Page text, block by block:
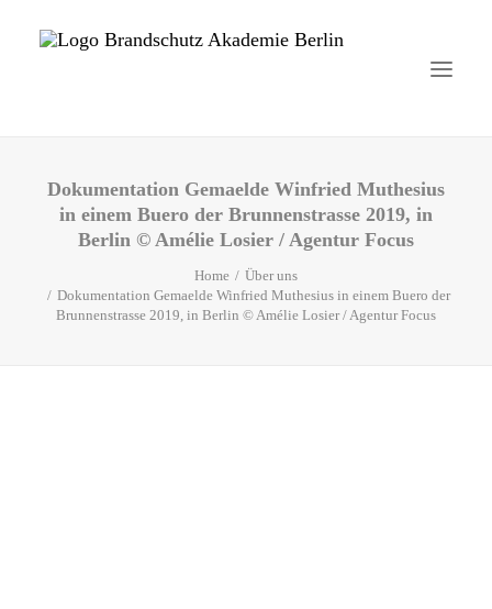
Startseite
Aktuelles
Brandschutzhelfer
Dokumentation Gemaelde Winfried Muthesius
in einem Buero der Brunnenstrasse 2019, in
Berlin © Amélie Losier / Agentur Focus
Home
Über uns
Dokumentation Gemaelde Winfried Muthesius in einem Buero der
Brunnenstrasse 2019, in Berlin © Amélie Losier / Agentur Focus